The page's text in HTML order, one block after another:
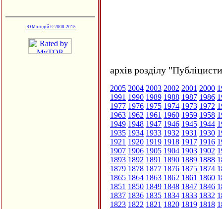
Ю.Молодій © 2000-2015
архів розділу
2005 2004 2003 2002 2001 2000
1991 1990 1989 1988 1987 1986
1977 1976 1975 1974 1973 1972
1963 1962 1961 1960 1959 1958
1949 1948 1947 1946 1945 1944
1935 1934 1933 1932 1931 1930
1921 1920 1919 1918 1917 1916
1907 1906 1905 1904 1903 1902
1893 1892 1891 1890 1889 1888
1879 1878 1877 1876 1875 1874
1865 1864 1863 1862 1861 1860
1851 1850 1849 1848 1847 1846
1837 1836 1835 1834 1833 1832
1823 1822 1821 1820 1819 1818